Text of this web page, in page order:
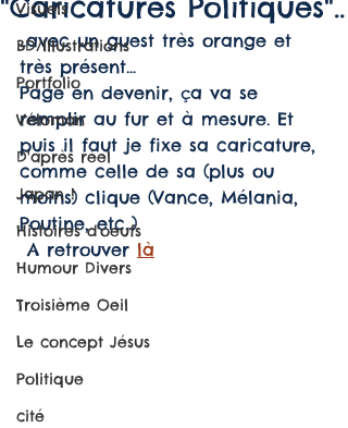
Visuels
BD/Illustrations
Portfolio
Véloman
D'après réel
Japan !
Histoires d'oeufs
Humour Divers
Troisième Oeil
Le concept Jésus
Politique
cité
..avec un guest très orange et
très présent...
Page en devenir, ça va se
remplir au fur et à mesure. Et
puis il faut je fixe sa caricature,
comme celle de sa (plus ou
moins) clique (Vance, Mélania,
Poutine, etc..)
A retrouver là